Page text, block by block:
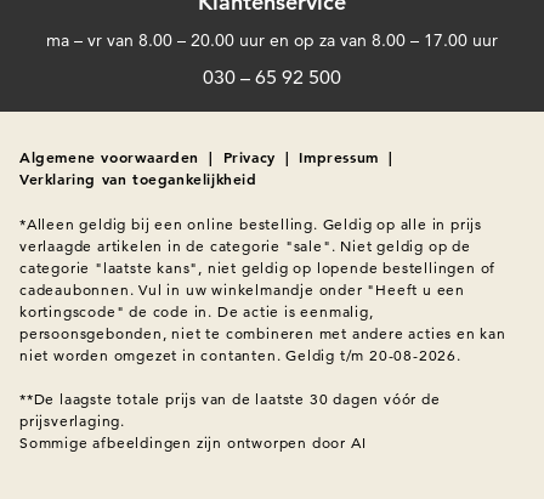
ma – vr van 8.00 – 20.00 uur en op za van 8.00 – 17.00 uur
030 – 65 92 500
Algemene voorwaarden | Privacy | Impressum |
Verklaring van toegankelijkheid
*Alleen geldig bij een online bestelling. Geldig op alle in prijs
verlaagde artikelen in de categorie "sale". Niet geldig op de
categorie "laatste kans", niet geldig op lopende bestellingen of
cadeaubonnen. Vul in uw winkelmandje onder "Heeft u een
kortingscode" de code in. De actie is eenmalig,
persoonsgebonden, niet te combineren met andere acties en kan
niet worden omgezet in contanten. Geldig t/m 20-08-2026.
**De laagste totale prijs van de laatste 30 dagen vóór de
Sommige afbeeldingen zijn ontworpen door AI